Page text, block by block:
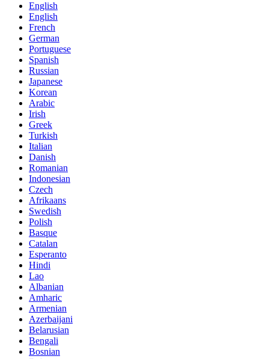
English
English
French
German
Portuguese
Spanish
Russian
Japanese
Korean
Arabic
Irish
Greek
Turkish
Italian
Danish
Romanian
Indonesian
Czech
Afrikaans
Swedish
Polish
Basque
Catalan
Esperanto
Hindi
Lao
Albanian
Amharic
Armenian
Azerbaijani
Belarusian
Bengali
Bosnian